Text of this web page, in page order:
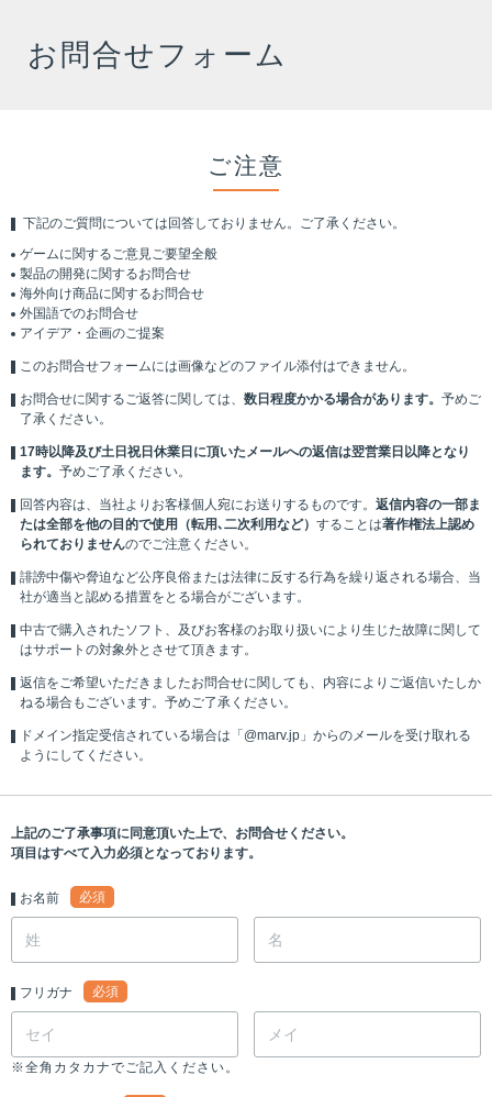
お問合せフォーム
ご注意
下記のご質問については回答しておりません。ご了承ください。
ゲームに関するご意見ご要望全般
製品の開発に関するお問合せ
海外向け商品に関するお問合せ
外国語でのお問合せ
アイデア・企画のご提案
このお問合せフォームには画像などのファイル添付はできません。
お問合せに関するご返答に関しては、 数日程度かかる場合があります。 予めご
了承ください。
17時以降及び土日祝日休業日に頂いたメールへの返信は翌営業日以降となり
ます。 予めご了承ください。
回答内容は、当社よりお客様個人宛にお送りするものです。 返信内容の一部ま
たは全部を他の目的で使用（転用､二次利用など） することは著作権法上認め
られておりませんのでご注意ください。
誹謗中傷や脅迫など公序良俗または法律に反する行為を繰り返される場合、当
社が適当と認める措置をとる場合がございます。
中古で購入されたソフト、及びお客様のお取り扱いにより生じた故障に関して
はサポートの対象外とさせて頂きます。
返信をご希望いただきましたお問合せに関しても、内容によりご返信いたしか
ねる場合もございます。予めご了承ください。
ドメイン指定受信されている場合は「@marv.jp」からのメールを受け取れる
ようにしてください。
上記のご了承事項に同意頂いた上で、お問合せください。
項目はすべて入力必須となっております。
お名前 必須
フリガナ 必須
※全角カタカナでご記入ください。